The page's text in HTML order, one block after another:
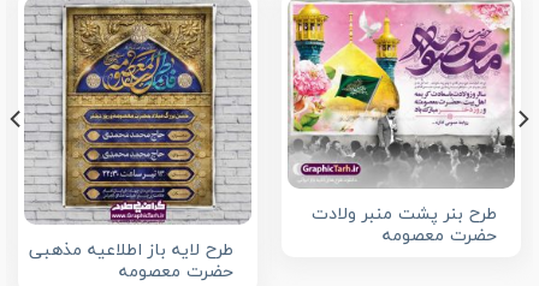
طرح بنر پشت منبر ولادت
حضرت معصومه
طرح لایه باز اطلاعیه مذهبی
حضرت معصومه